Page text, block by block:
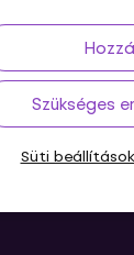
Szükséges
Süti
a